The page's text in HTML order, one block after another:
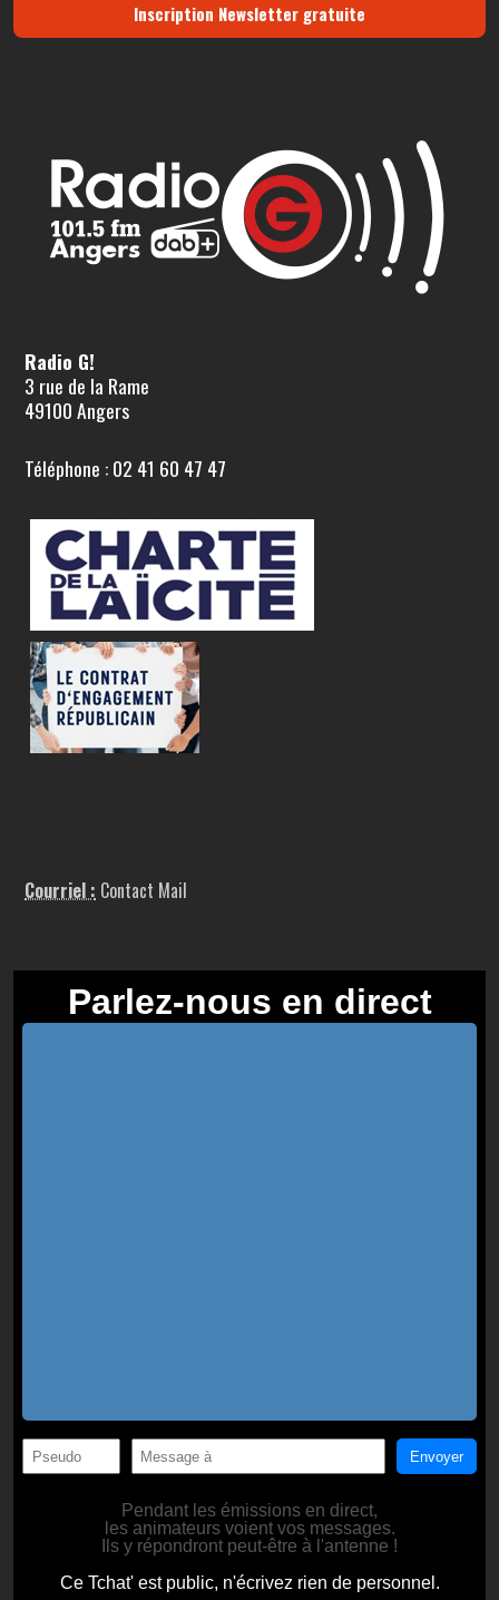
Inscription Newsletter gratuite
Radio G!
3 rue de la Rame
49100 Angers
Téléphone : 02 41 60 47 47
Courriel : Contact Mail